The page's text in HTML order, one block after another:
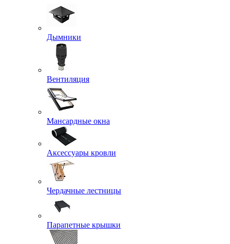
Дымники
Вентиляция
Мансардные окна
Аксессуары кровли
Чердачные лестницы
Парапетные крышки